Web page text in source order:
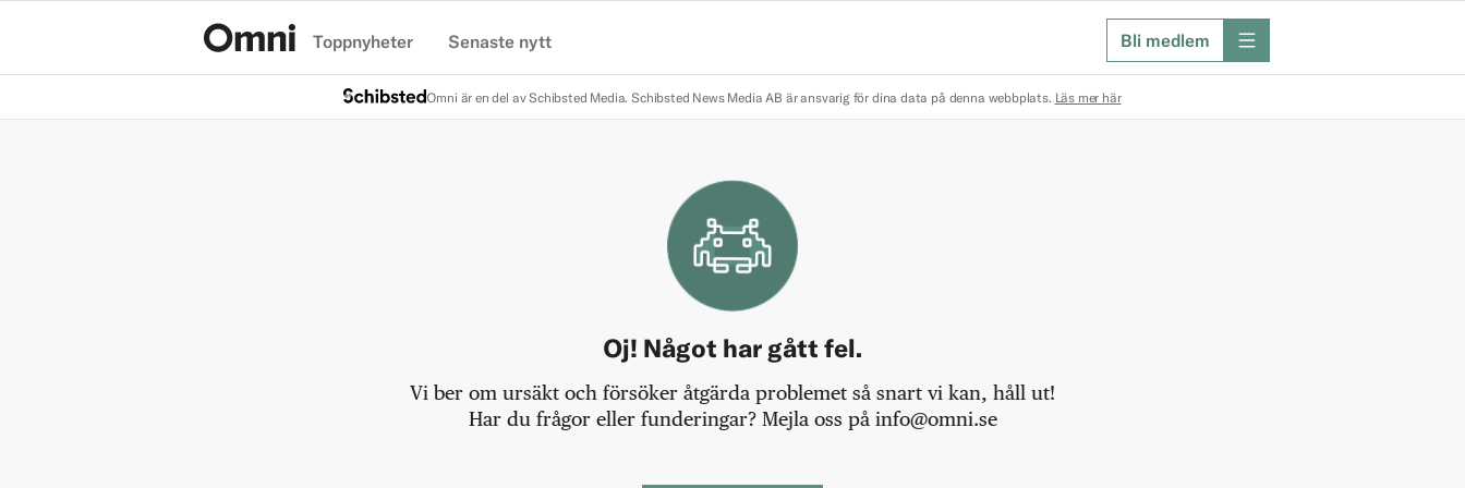
Toppnyheter Senaste nytt Bli medlem meny
Omni är en del av Schibsted Media. Schibsted News Media AB är ansvarig för dina data på denna webbplats. Läs mer här
Oj! Något har gått fel.
Vi ber om ursäkt och försöker åtgärda problemet så snart vi kan, håll ut!
Har du frågor eller funderingar? Mejla oss på info@omni.se